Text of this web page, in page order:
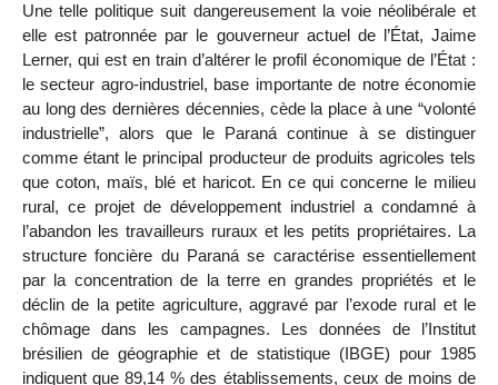
Une telle politique suit dangereusement la voie néolibérale et
elle est patronnée par le gouverneur actuel de l’État, Jaime
Lerner, qui est en train d’altérer le profil économique de l’État :
le secteur agro-industriel, base importante de notre économie
au long des dernières décennies, cède la place à une “volonté
industrielle”, alors que le Paraná continue à se distinguer
comme étant le principal producteur de produits agricoles tels
que coton, maïs, blé et haricot. En ce qui concerne le milieu
rural, ce projet de développement industriel a condamné à
l’abandon les travailleurs ruraux et les petits propriétaires. La
structure foncière du Paraná se caractérise essentiellement
par la concentration de la terre en grandes propriétés et le
déclin de la petite agriculture, aggravé par l’exode rural et le
chômage dans les campagnes. Les données de l’Institut
brésilien de géographie et de statistique (IBGE) pour 1985
indiquent que 89,14 % des établissements, ceux de moins de